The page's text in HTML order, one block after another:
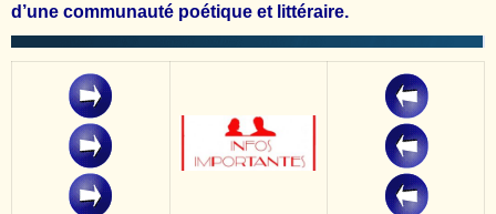
d’une communauté poétique et littéraire.